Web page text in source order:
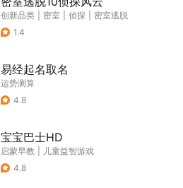
创新品类 密室 侦探
密室逃脱
1.4
易经起名取名
运势测算
4.8
宝宝巴士HD
启蒙早教
儿童益智游戏
4.8